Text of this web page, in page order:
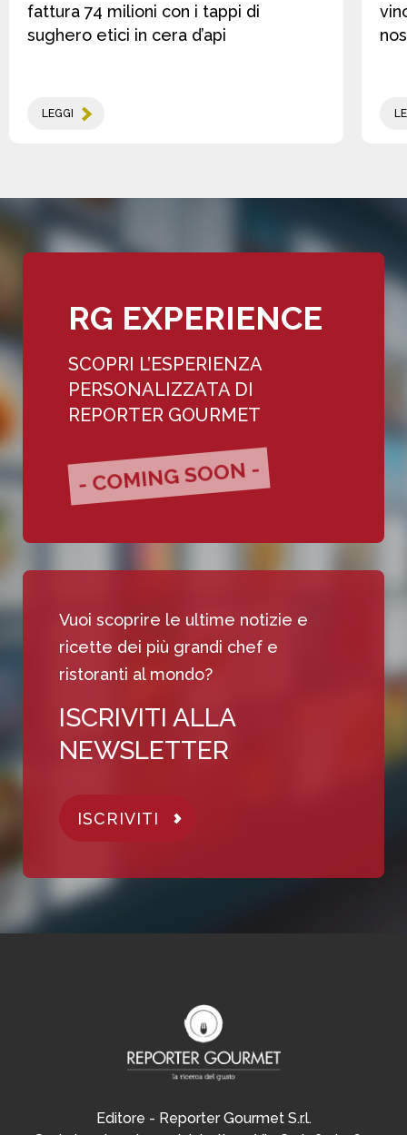
fattura 74 milioni con i tappi di
sughero etici in cera d’api
LEGGI
RG EXPERIENCE
SCOPRI L’ESPERIENZA
PERSONALIZZATA DI
REPORTER GOURMET
- COMING SOON -
Vuoi scoprire le ultime notizie e
ricette dei più grandi chef e
ristoranti al mondo?
ISCRIVITI ALLA
NEWSLETTER
ISCRIVITI
Editore - Reporter Gourmet S.r.l.